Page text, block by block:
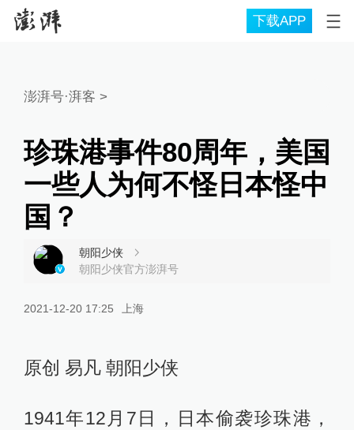
下载APP
澎湃号·湃客 >
珍珠港事件80周年，美国
一些人为何不怪日本怪中
国？
朝阳少侠
朝阳少侠官方澎湃号
2021-12-20 17:25 上海
原创 易凡 朝阳少侠
1941年12月7日，日本偷袭珍珠港，